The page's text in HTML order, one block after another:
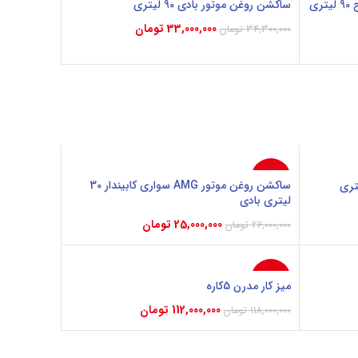
ساکشن روغن موتور AMG سواری طرح 90 لیتری ساکشن روغن موتور بادی 90 لیتری
34,300,000 تومان 33,000,000 تومان
-4%
ساکشن روغن موتور AMG سواری کابیندار 30
لیتری بادی
26,000,000 تومان 25,000,000 تومان
افزودن به سبد خرید
-5%
میز کار مدرن 5کاره
118,000,000 تومان 112,000,000 تومان
افزودن به سبد خرید